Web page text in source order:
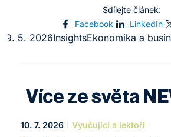
Sdílejte článek:
Facebook
LinkedIn
29. 5. 2026InsightsEkonomika a
Více ze světa
10. 7. 2026 Vyučující a lektoři